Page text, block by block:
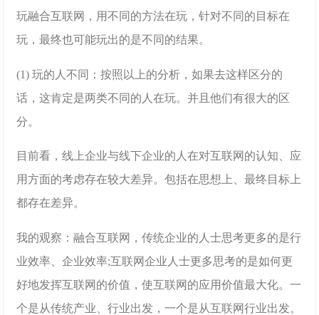
玩融合互联网，用不同的方法在玩，针对不同的目标在
玩，最终也可能玩出的是不同的结果。
(1) 玩的人不同：按照以上的分析，如果去这样区分的
话，这肯定是两类不同的人在玩。并且他们有很大的区
分。
目前看，线上企业与线下企业的人在对互联网的认知、应
用方面的考虑存在较大差异。包括在思想上、最终目标上
都存在差异。
我的观察：融合互联网，传统企业的人士思考更多的是行
业效率、企业效率;互联网企业人士更多思考的是如何更
好地发挥互联网的价值，使互联网的应用价值最大化。一
个是从传统产业、行业出发，一个是从互联网行业出发。